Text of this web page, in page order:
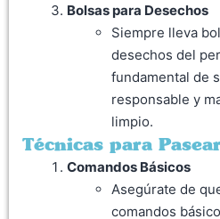
Bolsas para Desechos
Siempre lleva
desechos del
fundamental de
responsable y
limpio.
Técnicas para
Comandos Básicos
Asegúrate de
comandos